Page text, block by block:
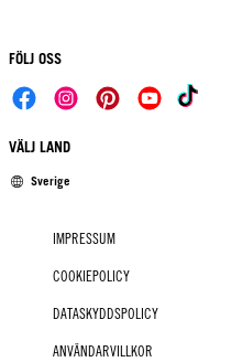
FÖLJ OSS
VÄLJ LAND
Sverige
IMPRESSUM
COOKIEPOLICY
DATASKYDDSPOLICY
ANVÄNDARVILLKOR